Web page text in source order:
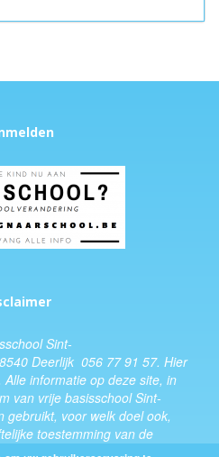
Sint-
Deerlijk 056 77 91 57. Hier
Alle informatie op deze site, in
van vrije basisschool Sint-
gebruikt, voor welk doel ook,
toestemming van de